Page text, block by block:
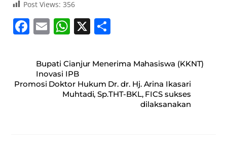
Post Views: 356
F
c
e
b
E
ai
l
W
at
s
A
X
ar
Bupati Cianjur Menerima Mahasiswa (KKNT)
Inovasi IPB
Promosi Doktor Hukum Dr. dr. Hj. Arina Ikasari
Muhtadi, Sp.THT-BKL, FICS sukses
dilaksanakan